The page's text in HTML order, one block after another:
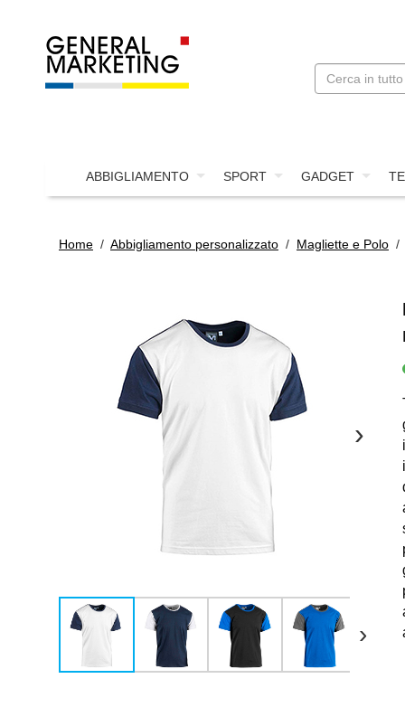
ABBIGLIAMENTO SPORT GADGET
Home / Abbigliamento personalizzato / Magliette e Polo
›
›